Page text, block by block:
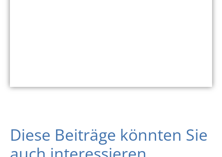
Diese Beiträge könnten Sie